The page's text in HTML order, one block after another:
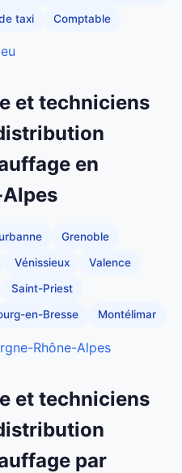
taxi Comptable
et techniciens
en
Grenoble
Vénissieux Valence
Saint-Priest
en-Bresse Montélimar
Rhône-Alpes
et techniciens
par